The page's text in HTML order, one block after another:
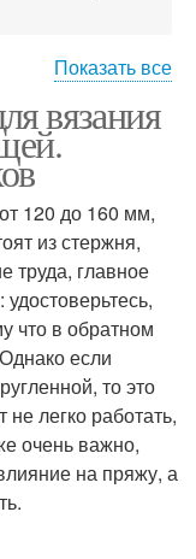
без крючка
Показать все
вязания
120 до 160 мм,
из стержня,
труда, главное
что в обратном
если
то это
легко работать,
очень важно,
на пряжу, а